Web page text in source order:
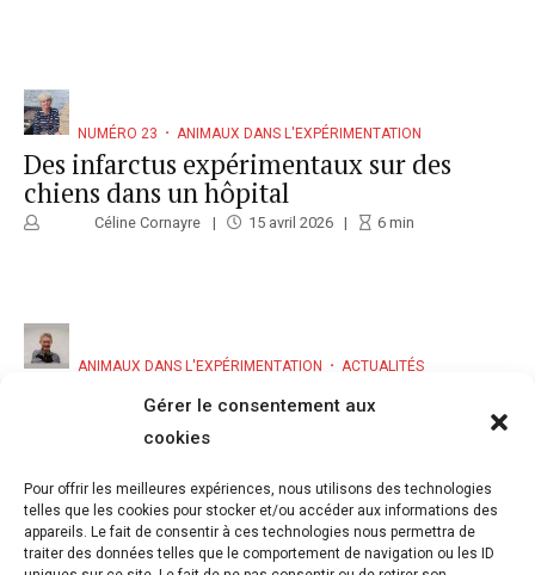
Gérer le consentement aux
cookies
Pour offrir les meilleures expériences, nous utilisons des technologies
telles que les cookies pour stocker et/ou accéder aux informations des
appareils. Le fait de consentir à ces technologies nous permettra de
traiter des données telles que le comportement de navigation ou les ID
NUMÉRO 23 ANIMAUX DANS L'EXPÉRIMENTATION
Des infarctus expérimentaux sur des
chiens dans un hôpital
Céline Cornayre 15 avril 2026 6min
ANIMAUX DANS L'EXPÉRIMENTATION ACTUALITÉS
Projet controversé d’élevage de primates
destinés à l’expérimentation. Le CNRS
ignore les recommandations du garant
du débat public et de son propre comité
d’éthique
Roland Cash 5 mars 2026 2 5 min